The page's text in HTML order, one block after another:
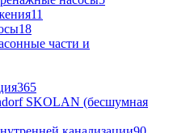
11
18
части и
365
SKOLAN (бесшумная